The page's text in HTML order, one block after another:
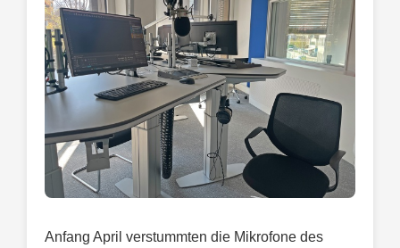
Anfang April verstummten die Mikrofone des